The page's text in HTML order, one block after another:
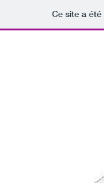
Ce site a